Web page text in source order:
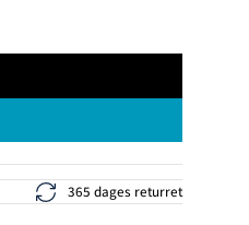
365 dages returret